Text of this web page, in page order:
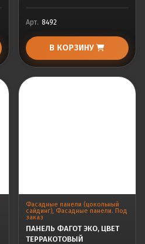
Арт. 8492
В КОРЗИНУ
Фасадные панели (цокольный
сайдинг), Фасадные панели. Под
заказ
ПАНЕЛЬ ФАГОТ ЭКО, ЦВЕТ
ТЕРРАКОТОВЫЙ